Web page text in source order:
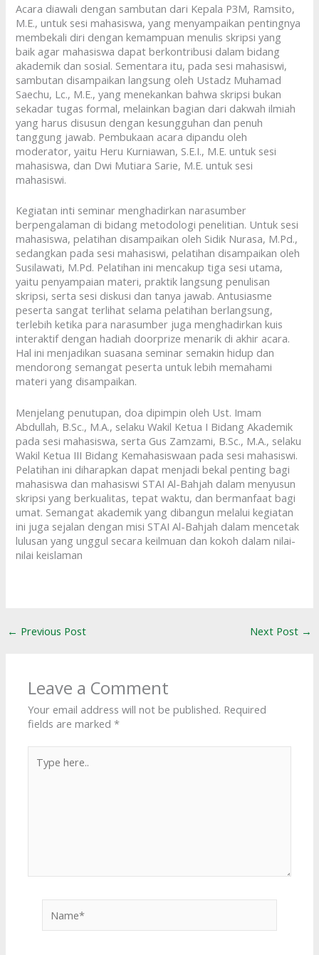
Acara diawali dengan sambutan dari Kepala P3M, Ramsito,
M.E., untuk sesi mahasiswa, yang menyampaikan pentingnya
membekali diri dengan kemampuan menulis skripsi yang
baik agar mahasiswa dapat berkontribusi dalam bidang
akademik dan sosial. Sementara itu, pada sesi mahasiswi,
sambutan disampaikan langsung oleh Ustadz Muhamad
Saechu, Lc., M.E., yang menekankan bahwa skripsi bukan
sekadar tugas formal, melainkan bagian dari dakwah ilmiah
yang harus disusun dengan kesungguhan dan penuh
tanggung jawab. Pembukaan acara dipandu oleh
moderator, yaitu Heru Kurniawan, S.E.I., M.E. untuk sesi
mahasiswa, dan Dwi Mutiara Sarie, M.E. untuk sesi
mahasiswi.
Kegiatan inti seminar menghadirkan narasumber
berpengalaman di bidang metodologi penelitian. Untuk sesi
mahasiswa, pelatihan disampaikan oleh Sidik Nurasa, M.Pd.,
sedangkan pada sesi mahasiswi, pelatihan disampaikan oleh
Susilawati, M.Pd. Pelatihan ini mencakup tiga sesi utama,
yaitu penyampaian materi, praktik langsung penulisan
skripsi, serta sesi diskusi dan tanya jawab. Antusiasme
peserta sangat terlihat selama pelatihan berlangsung,
terlebih ketika para narasumber juga menghadirkan kuis
interaktif dengan hadiah doorprize menarik di akhir acara.
Hal ini menjadikan suasana seminar semakin hidup dan
mendorong semangat peserta untuk lebih memahami
materi yang disampaikan.
Menjelang penutupan, doa dipimpin oleh Ust. Imam
Abdullah, B.Sc., M.A., selaku Wakil Ketua I Bidang Akademik
pada sesi mahasiswa, serta Gus Zamzami, B.Sc., M.A., selaku
Wakil Ketua III Bidang Kemahasiswaan pada sesi mahasiswi.
Pelatihan ini diharapkan dapat menjadi bekal penting bagi
mahasiswa dan mahasiswi STAI Al-Bahjah dalam menyusun
skripsi yang berkualitas, tepat waktu, dan bermanfaat bagi
umat. Semangat akademik yang dibangun melalui kegiatan
ini juga sejalan dengan misi STAI Al-Bahjah dalam mencetak
lulusan yang unggul secara keilmuan dan kokoh dalam nilai-
nilai keislaman
← Previous Post Next Post →
Leave a Comment
Your email address will not be published. Required
fields are marked*
here..